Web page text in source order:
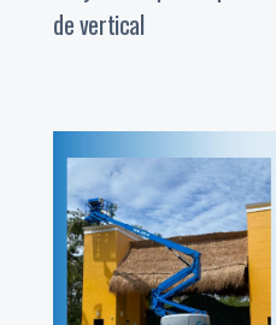
de vertical